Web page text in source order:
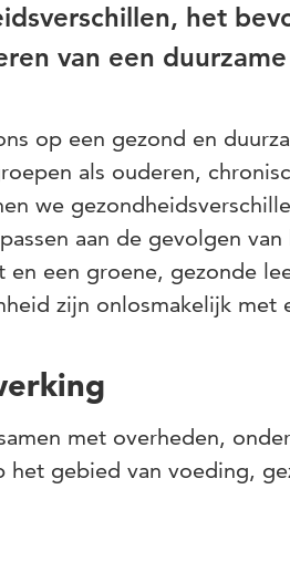
het
van een
op een gezond en
als ouderen,
we
aan de gevolgen
en een groene, gezonde
zijn onlosmakelijk met
met overheden,
het gebied van voeding,